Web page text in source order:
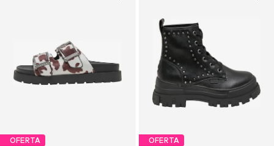
OFERTA OFERTA